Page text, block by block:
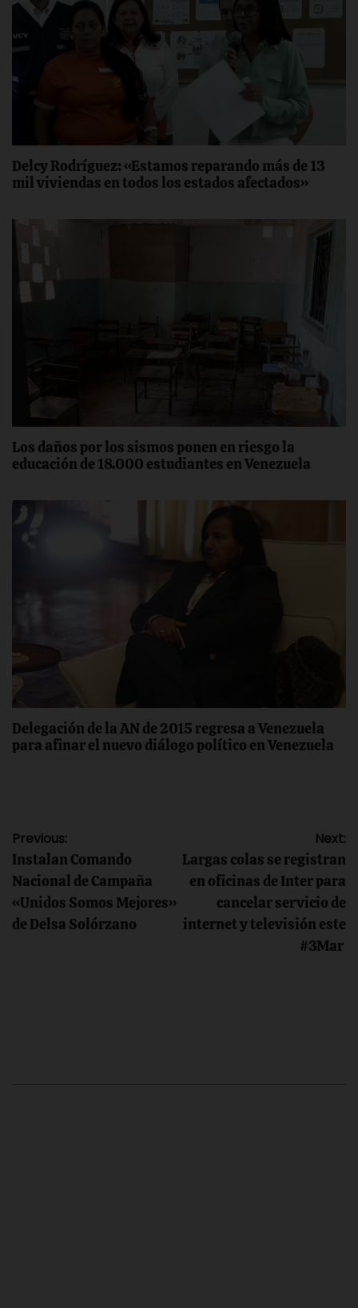
Delcy Rodríguez: «Estamos reparando más de 13
mil viviendas en todos los estados afectados»
Los daños por los sismos ponen en riesgo la
educación de 18.000 estudiantes en Venezuela
Delegación de la AN de 2015 regresa a Venezuela
para afinar el nuevo diálogo político en Venezuela
Navegación
de
entradas
Previous:
Instalan Comando
Nacional de Campaña
«Unidos Somos Mejores»
de Delsa Solórzano
Next:
Largas colas se registran
en oficinas de Inter para
cancelar servicio de
internet y televisión este
#3Mar